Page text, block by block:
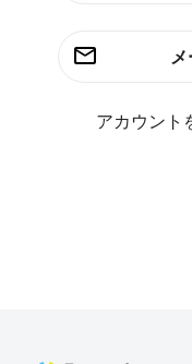
アカウント